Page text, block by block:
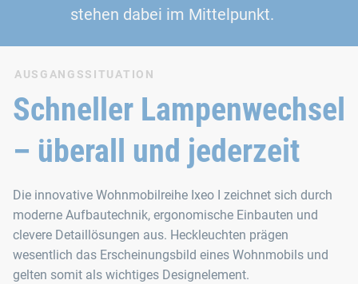
stehen dabei im Mittelpunkt.
AUSGANGSSITUATION
Schneller Lampenwechsel
– überall und jederzeit
Die innovative Wohnmobilreihe Ixeo I zeichnet sich durch
moderne Aufbautechnik, ergonomische Einbauten und
clevere Detaillösungen aus. Heckleuchten prägen
wesentlich das Erscheinungsbild eines Wohnmobils und
gelten somit als wichtiges Designelement.